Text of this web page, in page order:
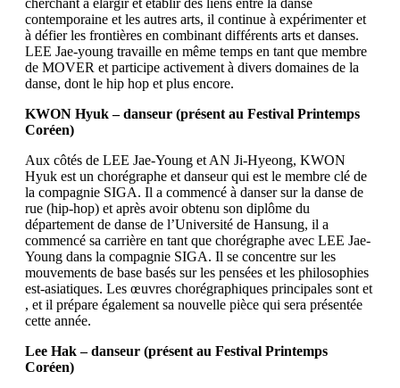
contemporaine et les autres arts, il continue à expérimenter et
à défier les frontières en combinant différents arts et danses.
LEE Jae-young travaille en même temps en tant que membre
de MOVER et participe activement à divers domaines de la
danse, dont le hip hop et plus encore.
KWON Hyuk – danseur (présent au Festival Printemps
Coréen)
Aux côtés de LEE Jae-Young et AN Ji-Hyeong, KWON
Hyuk est un chorégraphe et danseur qui est le membre clé de
la compagnie SIGA. Il a commencé à danser sur la danse de
rue (hip-hop) et après avoir obtenu son diplôme du
département de danse de l’Université de Hansung, il a
commencé sa carrière en tant que chorégraphe avec LEE Jae-
Young dans la compagnie SIGA. Il se concentre sur les
mouvements de base basés sur les pensées et les philosophies
est-asiatiques. Les œuvres chorégraphiques principales sont et
, et il prépare également sa nouvelle pièce qui sera présentée
cette année.
Lee Hak – danseur (présent au Festival Printemps
Coréen)